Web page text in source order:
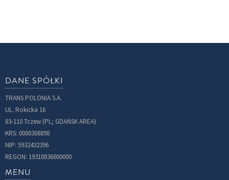
DANE SPÓŁKI
TRANS POLONIA S.A.
UL. Rokicka 16
83-110 Tczew (PL; GDAŃSK AREA)
KRS: 0000308898
NIP: 5932432396
REGON: 19310836000000
MENU